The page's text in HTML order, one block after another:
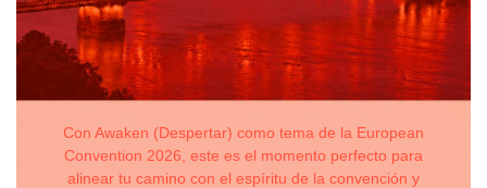
Con Awaken (Despertar) como tema de la European
Convention 2026, este es el momento perfecto para
alinear tu camino con el espíritu de la convención y